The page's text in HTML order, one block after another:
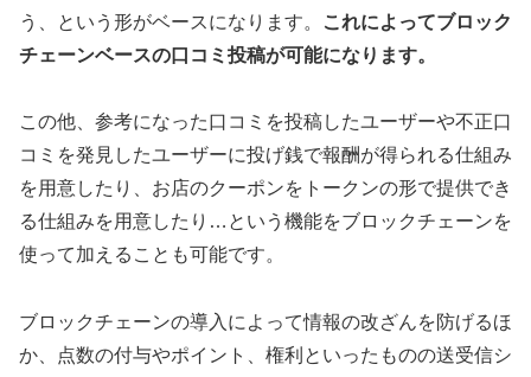
う、という形がベースになります。
これによってブロック
チェーンベースの口コミ投稿が可能になります。
この他、参考になった口コミを投稿したユーザーや不正口
コミを発見したユーザーに投げ銭で報酬が得られる仕組み
を用意したり、お店のクーポンをトークンの形で提供でき
る仕組みを用意したり…という機能をブロックチェーンを
使って加えることも可能です。
ブロックチェーンの導入によって情報の改ざんを防げるほ
か、点数の付与やポイント、権利といったものの送受信シ